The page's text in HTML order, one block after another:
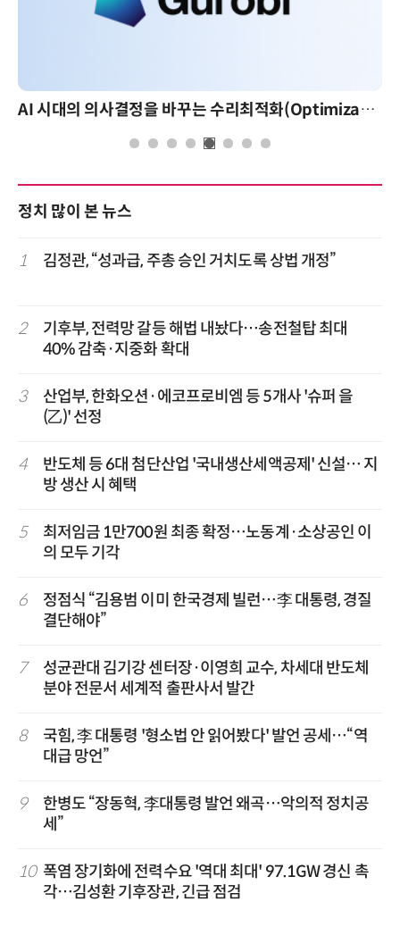
AI 시대의 의사결정을 바꾸는 수리최적화(Optimization): 실제 산업 적용 사례와 활용 전략
정치 많이 본 뉴스
1 김정관, “성과급, 주총 승인 거치도록 상법 개정”
2
기후부, 전력망 갈등 해법 내놨다…송전철탑 최대
40% 감축·지중화 확대
3
산업부, 한화오션·에코프로비엠 등 5개사 '슈퍼 을
(乙)' 선정
4
반도체 등 6대 첨단산업 '국내생산세액공제' 신설… 지
방 생산 시 혜택
5
최저임금 1만700원 최종 확정…노동계·소상공인 이
의 모두 기각
6
정점식 “김용범 이미 한국경제 빌런…李 대통령, 경질
결단해야”
7
성균관대 김기강 센터장·이영희 교수, 차세대 반도체
분야 전문서 세계적 출판사서 발간
8
국힘, 李 대통령 '형소법 안 읽어봤다' 발언 공세…“역
대급 망언”
9
한병도 “장동혁, 李대통령 발언 왜곡…악의적 정치공
세”
10 폭염 장기화에 전력수요 '역대 최대' 97.1GW 경신 촉
각…김성환 기후장관, 긴급 점검